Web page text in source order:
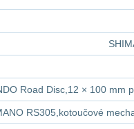
Road Disc,12 × 100 mm
RS305,kotoučové